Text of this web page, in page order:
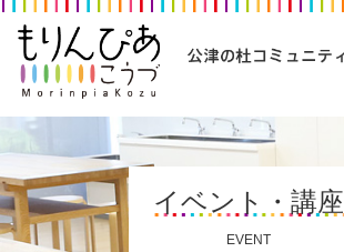
イベント・講座
EVENT